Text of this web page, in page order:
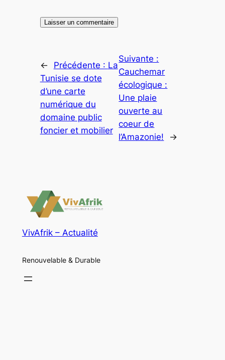
← Précédente : La
Tunisie se dote
d’une carte
numérique du
domaine public
foncier et mobilier
Suivante :
Cauchemar
écologique :
Une plaie
ouverte au
coeur de
l’Amazonie!
→
VivAfrik – Actualité
Renouvelable & Durable